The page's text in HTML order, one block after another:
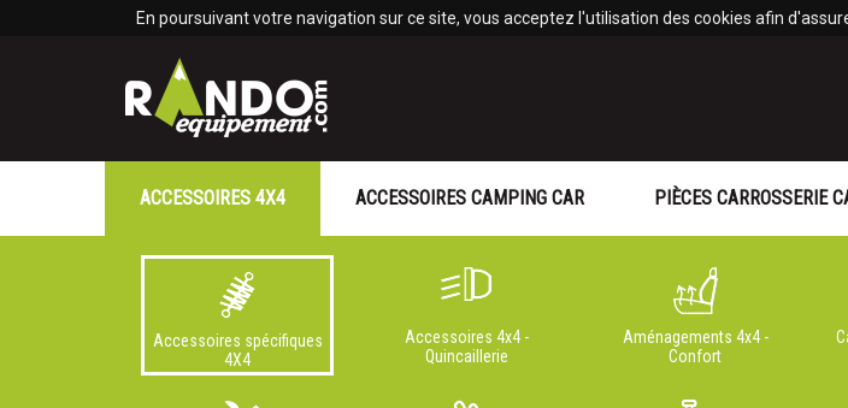
En poursuivant votre navigation sur ce site, vous acceptez l'utilisation des cookies afin
ACCESSOIRES 4X4
Accessoires spécifiques
4X4
Accessoires 4x4 -
Quincaillerie
Aménagements 4x4 -
Confort
ACCESSOIRES CAMPING CAR PIÈCES CARROSSERIE
Panneau de gestion des cookies